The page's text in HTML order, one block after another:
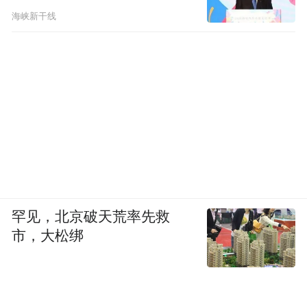
海峡新干线
罕见，北京破天荒率先救
市，大松绑